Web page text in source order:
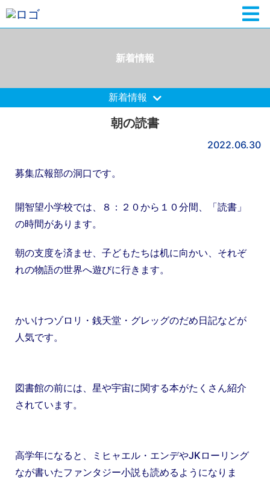
新着情報
新着情報
朝の読書
2022.06.30
募集広報部の洞口です。
開智望小学校では、８：２０から１０分間、「読書」
の時間があります。
朝の支度を済ませ、子どもたちは机に向かい、それぞ
れの物語の世界へ遊びに行きます。
かいけつゾロリ・銭天堂・グレッグのだめ日記などが
人気です。
図書館の前には、星や宇宙に関する本がたくさん紹介
されています。
高学年になると、ミヒャエル・エンデやJKローリング
なが書いたファンタジー小説も読めるようになりま